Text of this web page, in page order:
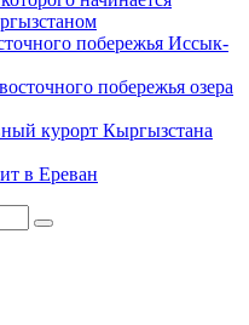
побережья Иссык-
побережья озера
курорт Кыргызстана
в Ереван